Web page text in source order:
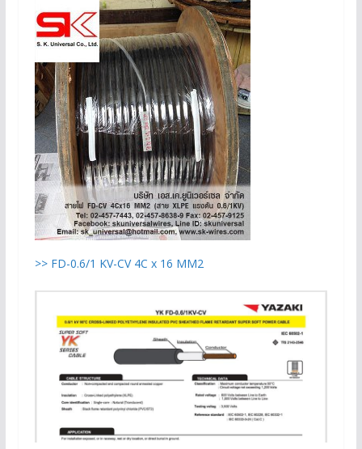
>> FD-0.6/1 KV-CV 4C x 16 MM2